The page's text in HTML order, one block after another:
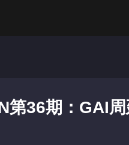
第36期：GAI